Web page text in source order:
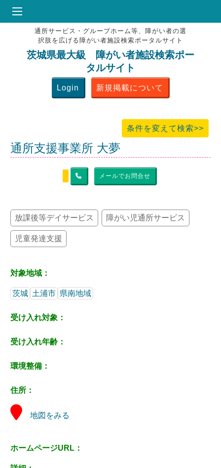
HOME
♥お気にりブックマーク
掲載会員MENU
よくある質問
通所サービス・グループホーム等、障がい者の選
択肢を広げる障がい者施設検索ポータルサイト
茨城県最大級 障がい者施設検索ポー
タルサイト
Login 新規掲載について
条件を変えて検索>>
通所支援事業所 大夢
メールでお問合せ
放課後等デイサービス 障がい児通所サービス
児童発達支援
対象地域：
茨城 土浦市 県南地域
受け入れ対象：
受け入れ年齢：
環境整備：
住所：
地図をみる
ホームページURL：